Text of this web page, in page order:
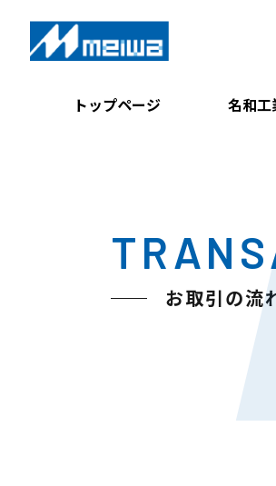
トップページ 名和工
お取引の流